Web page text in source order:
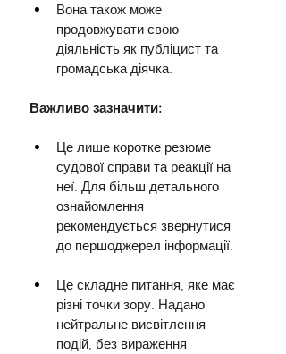
Вона також може
продовжувати свою
діяльність як публіцист та
громадська діячка.
Важливо зазначити:
Це лише коротке резюме
судової справи та реакції на
неї. Для більш детального
ознайомлення
рекомендується звернутися
до першоджерел інформації.
Це складне питання, яке має
різні точки зору. Надано
нейтральне висвітлення
подій, без вираження